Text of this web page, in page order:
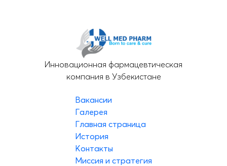
Инновационная фармацевтическая
компания в Узбекистане
Вакансии
Галерея
Главная страница
История
Контакты
Миссия и стратегия